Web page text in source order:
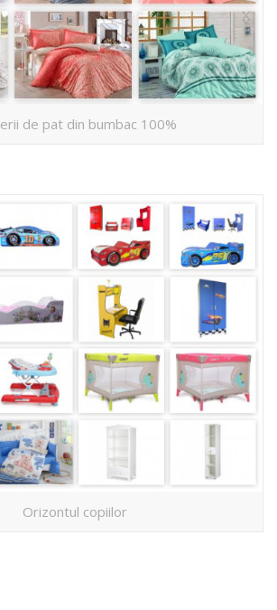
de pat din bumbac 100%
Orizontul copiilor